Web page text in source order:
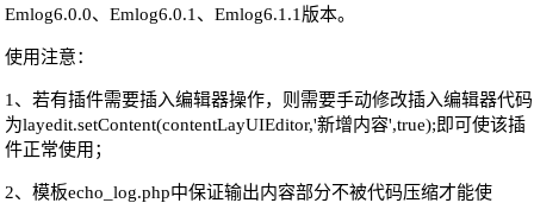
Emlog6.0.0、Emlog6.0.1、Emlog6.1.1版本。
使用注意：
1、若有插件需要插入编辑器操作，则需要手动修改插入编辑器代码
为layedit.setContent(contentLayUIEditor,'新增内容',true);即可使该插
件正常使用；
2、模板echo_log.php中保证输出内容部分不被代码压缩才能使